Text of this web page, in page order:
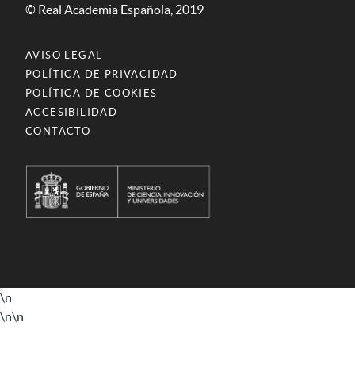
© Real Academia Española, 2019
AVISO LEGAL
POLÍTICA DE PRIVACIDAD
POLÍTICA DE COOKIES
ACCESIBILIDAD
CONTACTO
\n
\n\n